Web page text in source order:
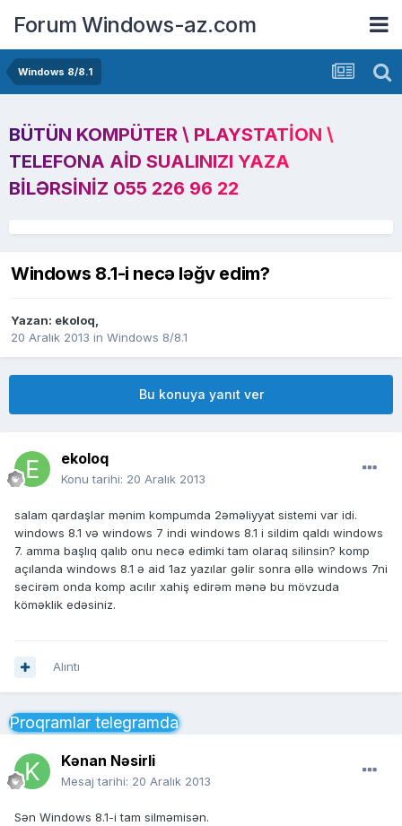
Forum Windows-az.com
Windows 8/8.1
BÜTÜN KOMPÜTER \ PLAYSTATION \
TELEFONA AID SUALINIZI YAZA
BILƏRSINIZ 055 226 96 22
Windows 8.1-i necə ləğv edim?
Yazan: ekoloq,
20 Aralık 2013 in Windows 8/8.1
Bu konuya yanıt ver
ekoloq
Konu tarihi: 20 Aralık 2013
salam qardaşlar mənim kompumda 2əməliyyat sistemi var idi.
windows 8.1 və windows 7 indi windows 8.1 i sildim qaldı windows
7. amma başlıq qalıb onu necə edimki tam olaraq silinsin? komp
açılanda windows 8.1 ə aid 1az yazılar gəlir sonra əllə windows 7ni
secirəm onda komp acılır xahiş edirəm mənə bu mövzuda
köməklik edəsiniz.
Alıntı
Proqramlar telegramda
Kənan Nəsirli
Mesaj tarihi: 20 Aralık 2013
Sən Windows 8.1-i tam silməmisən.